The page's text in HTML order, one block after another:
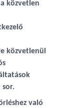
közvetlen
közvetlenül
sor.
való